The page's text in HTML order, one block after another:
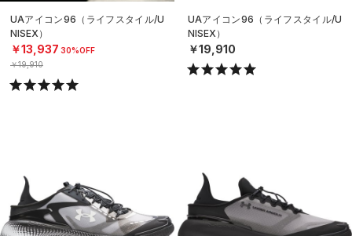
UAアイコン96（ライフスタイル/U
NISEX）
￥13,937 30%OFF
￥19,910
UAアイコン96（ライフスタイル/U
NISEX）
￥19,910